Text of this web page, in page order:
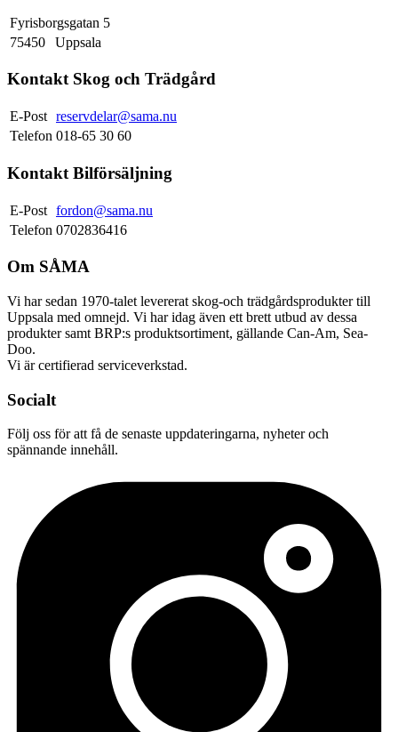
Fyrisborgsgatan 5
75450
Uppsala
Kontakt Skog och Trädgård
E-Post reservdelar@sama.nu
Telefon 018-65 30 60
Kontakt Bilförsäljning
E-Post fordon@sama.nu
Telefon 0702836416
Om SÅMA
Vi har sedan 1970-talet levererat skog-och trädgårdsprodukter till
Uppsala med omnejd. Vi har idag även ett brett utbud av dessa
produkter samt BRP:s produktsortiment, gällande Can-Am, Sea-
Doo.
Vi är certifierad serviceverkstad.
Socialt
Följ oss för att få de senaste uppdateringarna, nyheter och
spännande innehåll.